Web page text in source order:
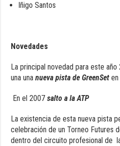
Iñigo Santos
Novedades
La principal novedad para este
una unanueva pista de GreenSet
En el 2007salto a la ATP
La existencia de esta nueva pista
celebración de un Torneo Futures
dentro del circuito profesional de